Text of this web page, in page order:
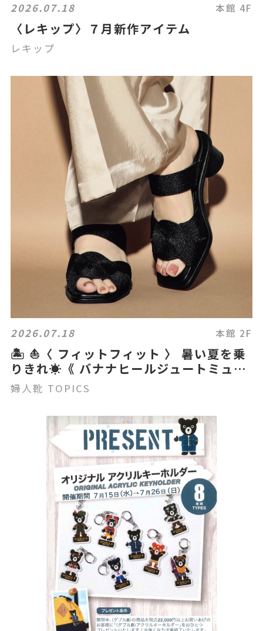
2026.07.18 本館 4F
〈レキップ〉７月新作アイテム
レキップ
2026.07.18 本館 2F
🏝️ ⛵️〈 フィットフィット 〉 暑い夏を乗
りきれ☀️《 バナナヒールジュートミュー
ル》
婦人靴 TOPICS